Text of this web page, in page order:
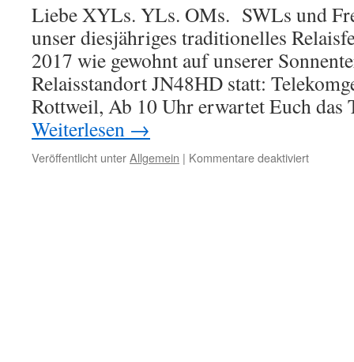
Liebe XYLs. YLs. OMs. SWLs und
unser diesjähriges traditionelles
2017 wie gewohnt auf unserer
Relaisstandort JN48HD statt:
Rottweil, Ab 10 Uhr erwartet Euch
Weiterlesen →
Veröffentlicht unterAllgemein | Kommentare deaktiviertfür